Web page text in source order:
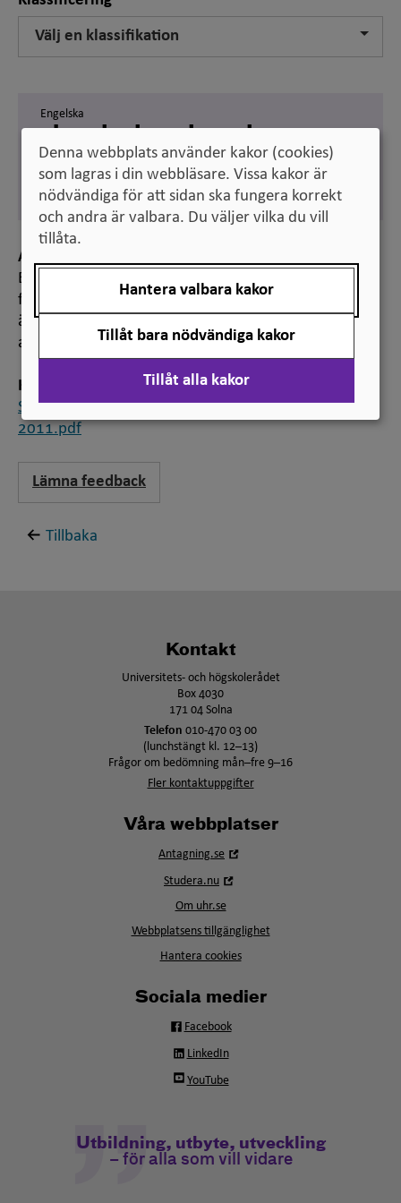
Välj en klassifikation
Engelska
chemical engineering
Svenska
kemiteknik
Anmärkning
Benämningen används vid klassificering av
forskningsämnen, bland annat för statistiska
ändamål. Den ingår i ”Standard för svensk indelning
av forskningsämnen 2011”.
Hänvisning
Standard för svensk indelning av forskningsämnen
2011.pdf
Lämna feedback
Tillbaka
Kontakt
Universitets- och högskolerådet
Box 4030
171 04 Solna
Telefon 010-470 03 00
(lunchstängt kl. 12–13)
Frågor om bedömning mån–fre 9–16
Fler kontaktuppgifter
Våra webbplatser
Antagning.se
Studera.nu
fönster
Om uhr.se
Webbplatsens tillgänglighet
Hantera cookies
Sociala medier
Facebook
LinkedIn
YouTube
Utbildning, utbyte, utveckling
– för alla som vill vidare
Denna webbplats använder kakor (cookies)
som lagras i din webbläsare. Vissa kakor är
nödvändiga för att sidan ska fungera korrekt
och andra är valbara. Du väljer vilka du vill
tillåta.
Hantera valbara kakor
Tillåt bara nödvändiga kakor
Tillåt alla kakor